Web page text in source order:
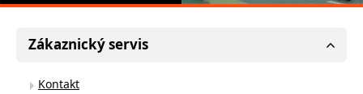
Zákaznický servis
Kontakt